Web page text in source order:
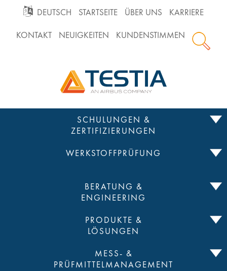
TO
DEUTSCH STARTSEITE ÜBER UNS KARRIERE
KONTAKT NEUIGKEITEN KUNDENSTIMMEN
SCHULUNGEN &
ZERTIFIZIERUNGEN
WERKSTOFFPRÜFUNG
BERATUNG &
ENGINEERING
PRODUKTE &
LÖSUNGEN
MESS- &
PRÜFMITTELMANAGEMENT